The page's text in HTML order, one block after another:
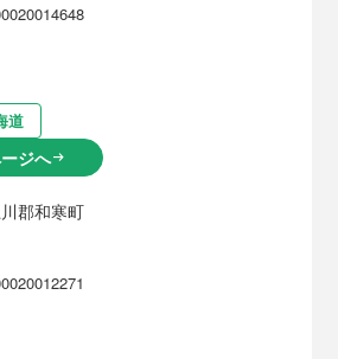
道
ジへarrow_right_alt
郡和寒町